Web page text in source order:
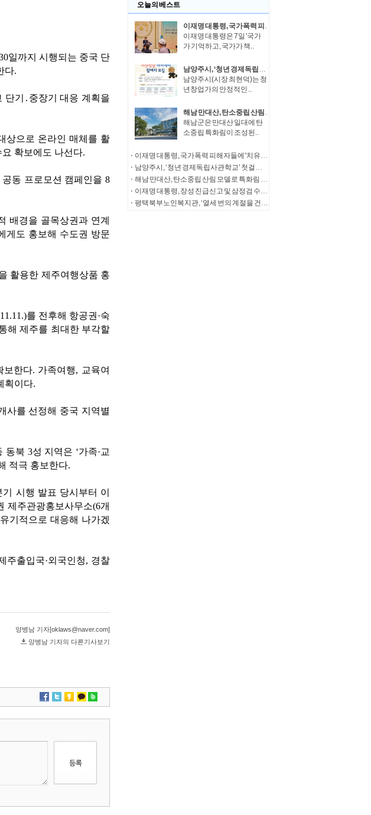
오늘의 베스트
이재명 대통령, 국가폭력 피해자들에 '치유와 명예 회복' 정부 의지 전달
이재명 대통령은 7일 '국가
가 기억하고, 국가가 책..
남양주시, ‘청년 경제독립사관학교’ 첫걸음… 청년창업가 자산성장 아카데미 참여자 모집
남양주시(시장 최현덕)는 청
년창업가의 안정적인 ..
해남 만대산, 탄소중립 산림 모델로 특화림 조성
해남군은 만대산 일대에 탄
소중립 특화림이 조성된..
이재명 대통령, 국가폭력 피해자들에 '치유와 명예 회복' 정부 의지 전달
남양주시, ‘청년 경제독립사관학교’ 첫걸음… 청년창업가 자산성장 아카데미 참여자 모집
해남 만대산, 탄소중립 산림 모델로 특화림 조성
이재명 대통령, 장성 진급신고 및 삼정검 수치수여
평택북부노인복지관, ‘열세 번의 계절을 건너, 다시 따뜻한 한 끼로’ 송탄농협의 13년의 동행